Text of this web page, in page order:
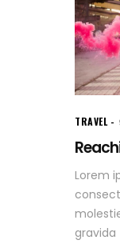
TRAVEL
Lorem
gravida